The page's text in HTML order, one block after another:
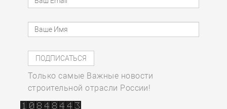
Только самые Важные новости
строительной отрасли России!